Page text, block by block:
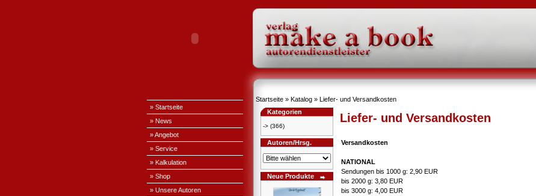
» Startseite
» News
» Angebot
» Service
» Kalkulation
» Shop
» Unsere Autoren
Startseite » Katalog » Liefer- und Versandkosten
Kategorien
-> (366)
Autoren/Hrsg.
Neue Produkte
Liefer- und Versandkosten
Versandkosten
NATIONAL
Sendungen bis 1000 g: 2,90 EUR
bis 2000 g: 3,80 EUR
bis 3000 g: 4,00 EUR